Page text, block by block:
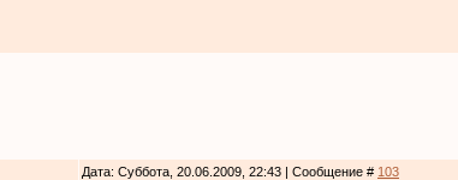
Дата: Суббота, 20.06.2009, 22:43 | Сообщение # 103